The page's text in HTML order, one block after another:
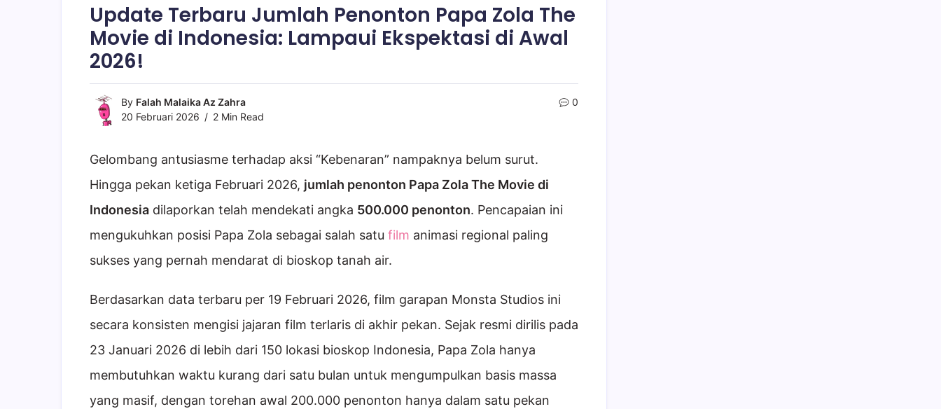
Update Terbaru Jumlah Penonton Papa Zola The
Movie di Indonesia: Lampaui Ekspektasi di Awal
2026!
By Falah Malaika Az Zahra
20 Februari 2026
2 Min Read
0
Gelombang antusiasme terhadap aksi “Kebenaran” nampaknya belum surut.
Hingga pekan ketiga Februari 2026, jumlah penonton Papa Zola The Movie di
Indonesia dilaporkan telah mendekati angka 500.000 penonton. Pencapaian ini
mengukuhkan posisi Papa Zola sebagai salah satu film animasi regional paling
sukses yang pernah mendarat di bioskop tanah air.
Berdasarkan data terbaru per 19 Februari 2026, film garapan Monsta Studios ini
secara konsisten mengisi jajaran film terlaris di akhir pekan. Sejak resmi dirilis pada
23 Januari 2026 di lebih dari 150 lokasi bioskop Indonesia, Papa Zola hanya
membutuhkan waktu kurang dari satu bulan untuk mengumpulkan basis massa
yang masif, dengan torehan awal 200.000 penonton hanya dalam satu pekan